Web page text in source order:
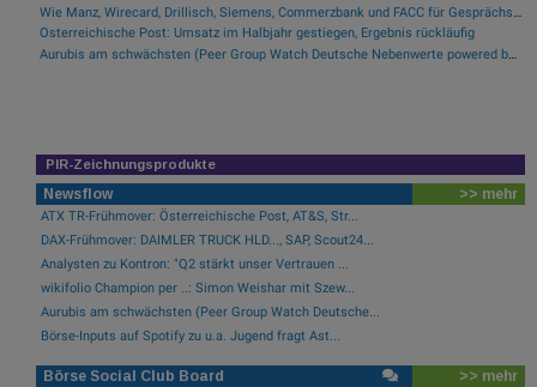
Österreichische Post: Umsatz im Halbjahr gestiegen, Ergebnis rückläufig
Aurubis am schwächsten (Peer Group Watch Deutsche Nebenwerte powered by Erste Group)
PIR-Zeichnungsprodukte
Newsflow >> mehr
ATX TR-Frühmover: Österreichische Post, AT&S, Str...
DAX-Frühmover: DAIMLER TRUCK HLD..., SAP, Scout24...
Analysten zu Kontron: "Q2 stärkt unser Vertrauen ...
wikifolio Champion per ..: Simon Weishar mit Szew...
Aurubis am schwächsten (Peer Group Watch Deutsche...
Börse-Inputs auf Spotify zu u.a. Jugend fragt Ast...
Börse Social Club Board >> mehr